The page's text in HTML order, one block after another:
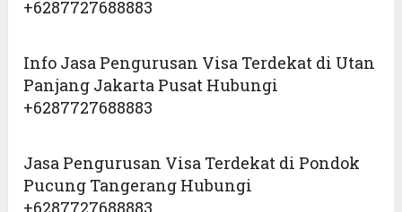
+6287727688883
Info Jasa Pengurusan Visa Terdekat di Utan
Panjang Jakarta Pusat Hubungi
+6287727688883
Jasa Pengurusan Visa Terdekat di Pondok
Pucung Tangerang Hubungi
+6287727688883